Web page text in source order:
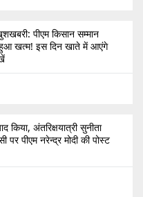
पीएम किसान सम्मान
हुआ खत्म! इस दिन खाते में आएंगे
किया, अंतरिक्षयात्री सुनीता
पर पीएम नरेन्द्र मोदी की पोस्ट